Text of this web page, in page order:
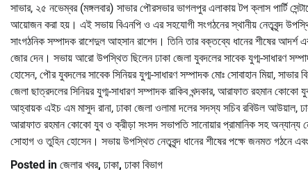
সাভার, ২৫ নভেম্বর (মঙ্গলবার) সাভার পৌরসভার ভাগলপুর এলাকায় টপ ক্লাস পার্টি
আয়োজন করা হয়। এই সভায় বিএনপি ও এর সহযোগী সংগঠনের স্থানীয় নেতৃবৃন্দ
সাংগঠনিক সম্পাদক রাশেদুল আহসান রাশেদ। তিনি তার বক্তব্যে ধানের শীষের আদর্শ
জোর দেন। সভায় আরো উপস্থিত ছিলেন ঢাকা জেলা যুবদলের সাবেক যুগ্ম-সাধারণ
হোসেন, পৌর যুবদলের সাবেক সিনিয়র যুগ্ম-সাধারণ সম্পাদক মোঃ সোবাহান মিয়া,
জেলা ছাত্রদলের সিনিয়র যুগ্ম-সাধারণ সম্পাদক রাকিব খন্দকার, আরাফাত রহমান কোকো
আহ্বায়ক এইচ এম মাসুদ রানা, ঢাকা জেলা ওলামা দলের সদস্য সচিব রবিউল আউয়াল,
আরাফাত রহমান কোকো যুব ও ক্রীড়া সংসদ সভাপতি সানোয়ার প্রামানিক সহ অন্যান্য
সোহাগ ও তুহিন হোসেন। সভায় উপস্থিত নেতৃবৃন্দ ধানের শীষের পক্ষে জনমত গঠনে
Posted in জেলার খবর, ঢাকা, ঢাকা বিভাগ